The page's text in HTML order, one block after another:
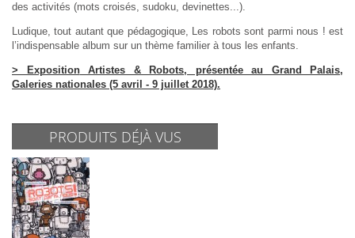
des activités (mots croisés, sudoku, devinettes...).
Ludique, tout autant que pédagogique, Les robots sont parmi nous ! est
l’indispensable album sur un thème familier à tous les enfants.
> Exposition
Artistes & Robots, présentée au Grand Palais,
Galeries nationales (5 avril - 9 juillet 2018).
PRODUITS DÉJÀ VUS